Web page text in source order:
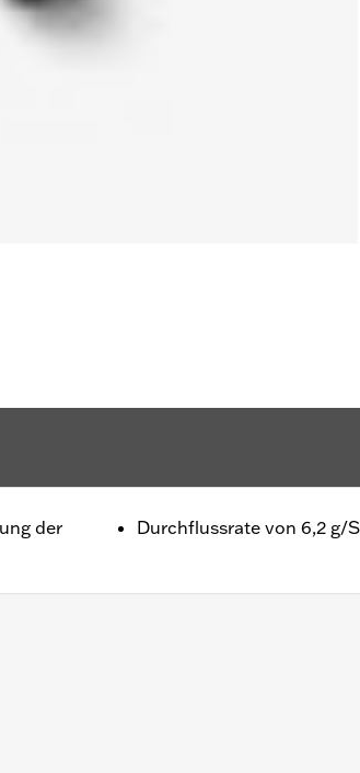
der
Durchflussrate von 6,2 g/
Modelle eine ECM-Kalibrierung mit